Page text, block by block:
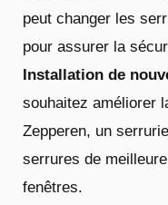
peut changer les
pour assurer la
Installation de
souhaitez améliorer
Zepperen, un
serrures de
fenêtres.